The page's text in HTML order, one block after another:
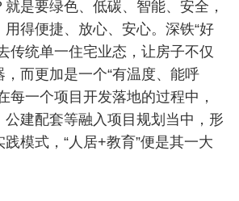
是要绿色、低碳、智能、安全，
得便捷、放心、安心。深铁“好
传统单一住宅业态，让房子不仅
而更加是一个“有温度、能呼
每一个项目开发落地的过程中，
公建配套等融入项目规划当中，形
模式，“人居+教育”便是其一大